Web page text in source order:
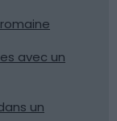
avec un
un